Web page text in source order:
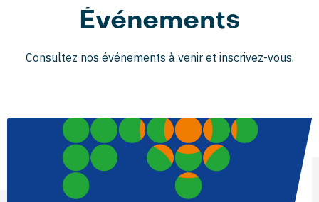
Événements
Consultez nos événements à venir et inscrivez-vous.